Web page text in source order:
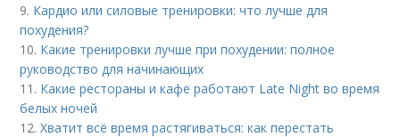
9. Кардио или силовые тренировки: что лучше для
похудения?
10. Какие тренировки лучше при похудении: полное
руководство для начинающих
11. Какие рестораны и кафе работают Late Night во время
белых ночей
12.Хватит всё время растягиваться: как перестать